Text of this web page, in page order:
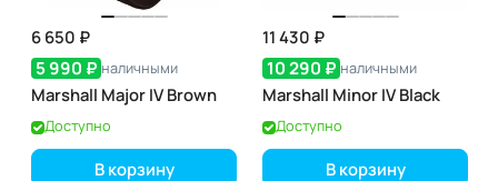
6 650 ₽
5 990 ₽ наличными
Marshall Major IV Brown
Доступно
В корзину
11 430 ₽
10 290 ₽ наличными
Marshall Minor IV Black
Доступно
В корзину